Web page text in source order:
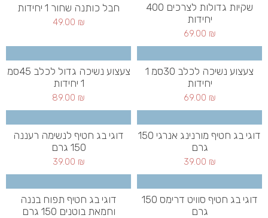
שקיות גדולות לצרכים 400
יחידות
69.00 ₪
חבל כותנה שחור 1 יחידות
49.00 ₪
צעצוע נשיכה לכלב 30סמ 1
יחידות
69.00 ₪
צעצוע נשיכה גדול לכלב 45סמ
1 יחידות
89.00 ₪
דוגי בג חטיף מורנינג אנרגי 150
גרם
39.00 ₪
דוגי בג חטיף לנשימה רעננה
150 גרם
39.00 ₪
דוגי בג חטיף סוויט דרימס 150
גרם
דוגי בג חטיף תפוח בננה
וחמאת בוטנים 150 גרם